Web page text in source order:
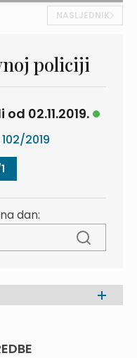
NASLJEDNIK
policiji
02.11.2019.
102/2019
dan: